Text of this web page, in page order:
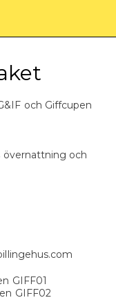
och Giffcupen
övernattning och
GIFF01
GIFF02